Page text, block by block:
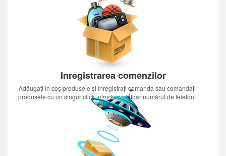
Inregistrarea comenzilor
Adăugați în coș produsele și înregistrați comanda sau comandați
produsele cu un singur click introducînd doar numărul de telefon.